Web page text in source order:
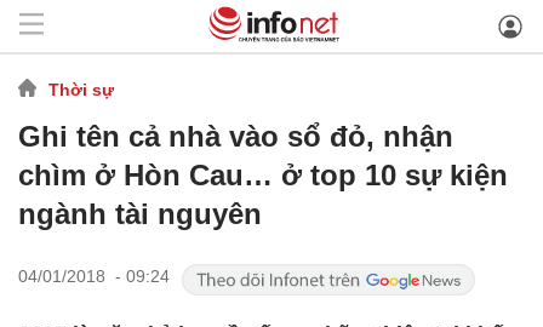
Thời sự
Ghi tên cả nhà vào sổ đỏ, nhận
chìm ở Hòn Cau… ở top 10 sự kiện
ngành tài nguyên
04/01/2018 - 09:24